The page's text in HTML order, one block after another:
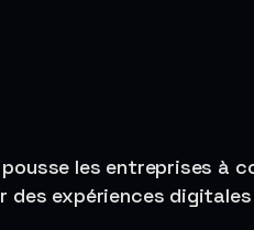
les entreprises à
des expériences